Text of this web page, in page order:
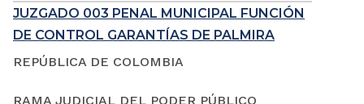
JUZGADO 003 PENAL MUNICIPAL FUNCIÓN
DE CONTROL GARANTÍAS DE PALMIRA
REPÚBLICA DE COLOMBIA
RAMA JUDICIAL DEL PODER PÚBLICO